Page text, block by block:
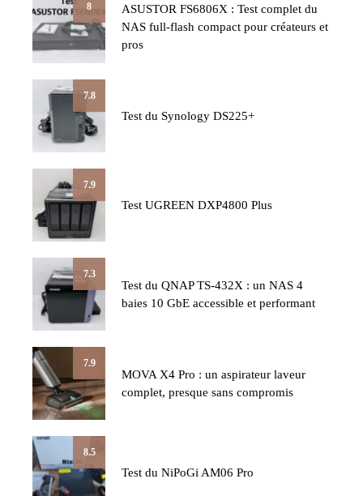
8
ASUSTOR FS6806X : Test complet du
NAS full-flash compact pour créateurs et
pros
7.8
Test du Synology DS225+
7.9
Test UGREEN DXP4800 Plus
7.3
Test du QNAP TS-432X : un NAS 4
baies 10 GbE accessible et performant
7.9
MOVA X4 Pro : un aspirateur laveur
complet, presque sans compromis
8.5
Test du NiPoGi AM06 Pro